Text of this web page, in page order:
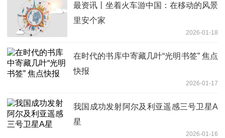
最资讯丨坐着火车游中国：在移动的风景
里安个家
2026-01-18
在时代的书库中寄藏几叶“光明书签” 焦点
快报
2026-01-17
我国成功发射阿尔及利亚遥感三号卫星A
星
2026-01-16